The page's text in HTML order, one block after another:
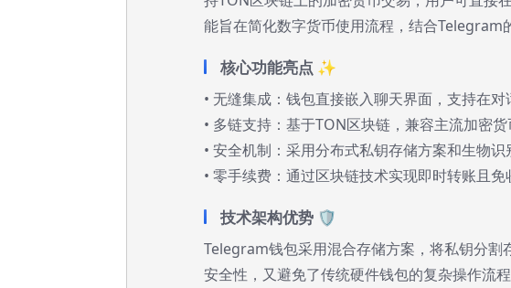
能旨在简化数字货币使用流程，结合Telegram
核心功能亮点 ✨
• 无缝集成：钱包直接嵌入聊天界面，支持在
• 多链支持：基于TON区块链，兼容主流加密
• 安全机制：采用分布式私钥存储方案和生物识
• 零手续费：通过区块链技术实现即时转账且免
技术架构优势 🛡️
Telegram钱包采用混合存储方案，将私钥分
安全性，又避免了传统硬件钱包的复杂操作流